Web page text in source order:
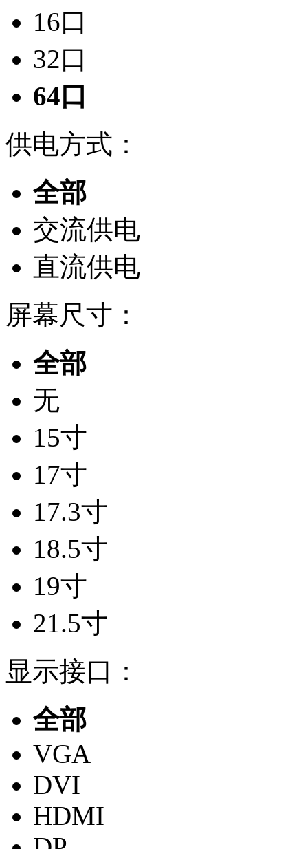
16口
32口
64口
供电方式：
全部
交流供电
直流供电
屏幕尺寸：
全部
无
15寸
17寸
17.3寸
18.5寸
19寸
21.5寸
显示接口：
全部
VGA
DVI
HDMI